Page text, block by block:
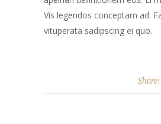
Vis legendos conceptam ad.
vituperata sadipscing ei quo.
Share: